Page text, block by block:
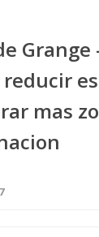
Grange
mas